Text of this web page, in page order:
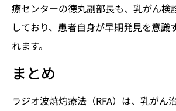
療センターの德丸副部長も、乳がん検
しており、患者自身が早期発見を意識
れます。
まとめ
ラジオ波焼灼療法（RFA）は、乳がん